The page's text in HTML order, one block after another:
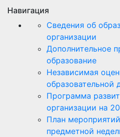
Навигация
Сведения об
организации
Дополнительное
образование
Независимая
образовательной
Программа
организации на
План
предметной